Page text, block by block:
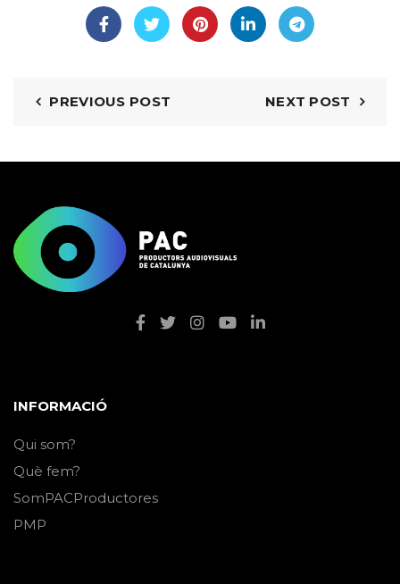
PREVIOUS POST NEXT POST
INFORMACIÓ
Qui som?
Què fem?
SomPACProductores
PMP